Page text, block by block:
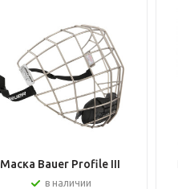
Маска Bauer Profile III
в наличии